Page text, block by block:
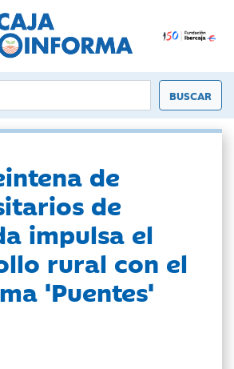
de
de
impulsa el
rural con el
'Puentes'